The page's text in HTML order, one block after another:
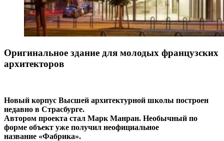
Оригинальное здание для молодых французских
архитекторов
Новый корпус Высшей архитектурной школы построен
недавно в Страсбурге.
Автором проекта стал Марк Манран. Необычный по
форме объект уже получил неофициальное
название «Фабрика».